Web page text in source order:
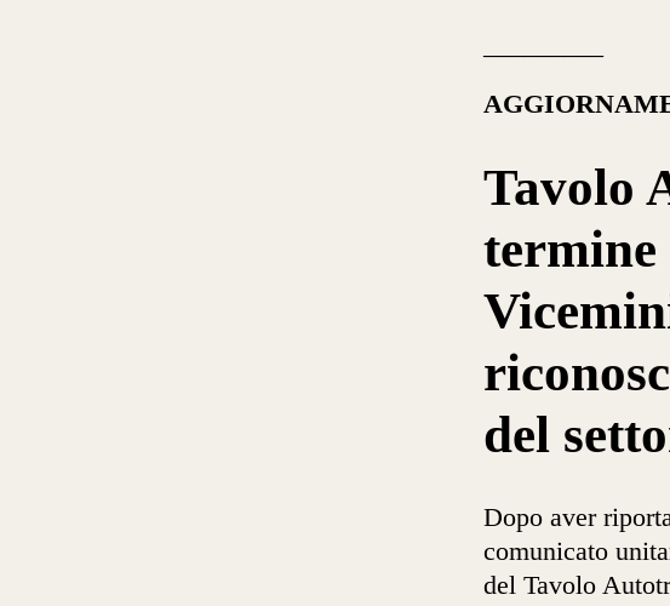
Tavolo
termine
del
Dopo aver
comunicato
del Tavolo